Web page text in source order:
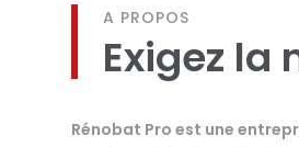
A PROPOS
Exigez la
Rénobat Pro est une